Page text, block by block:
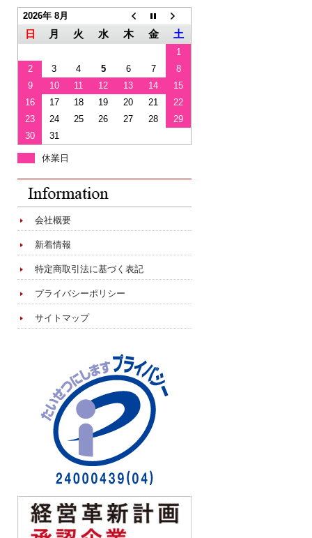
2026年 8月
日 月 火 水 木 金 土
1
2
3 4 5 6 7
8
9
10 11 12 13 14
15
16
17 18 19 20 21
22
23
24 25 26 27 28
29
30
31
休業日
会社概要
新着情報
特定商取引法に基づく表記
プライバシーポリシー
サイトマップ